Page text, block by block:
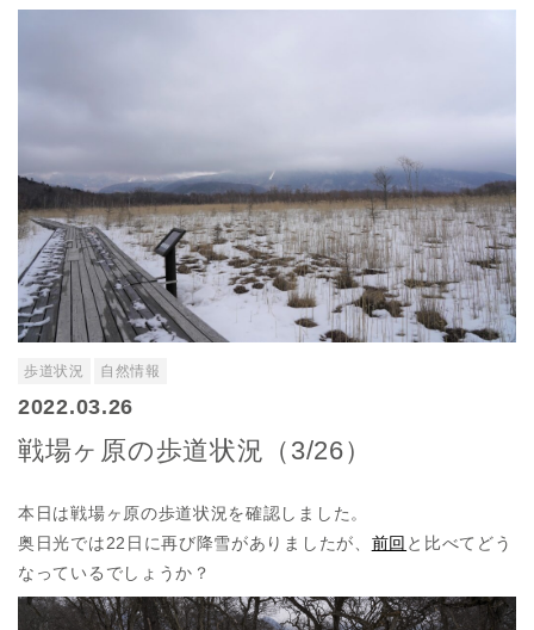
歩道状況 自然情報
2022.03.26
戦場ヶ原の歩道状況（3/26）
本日は戦場ヶ原の歩道状況を確認しました。
奥日光では22日に再び降雪がありましたが、 前回 と比べてどう
なっているでしょうか？